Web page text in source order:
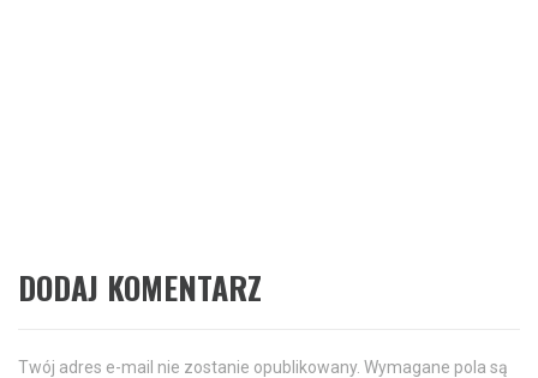
DODAJ KOMENTARZ
Twój adres e-mail nie zostanie opublikowany. Wymagane pola są